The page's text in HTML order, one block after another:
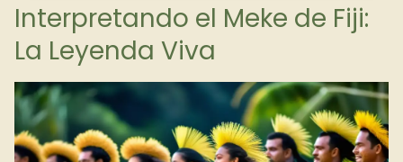
Interpretando el Meke de Fiji:
La Leyenda Viva